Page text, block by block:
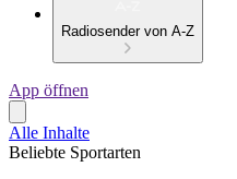
Radiosender von A-Z
App öffnen
Alle Inhalte
Beliebte Sportarten